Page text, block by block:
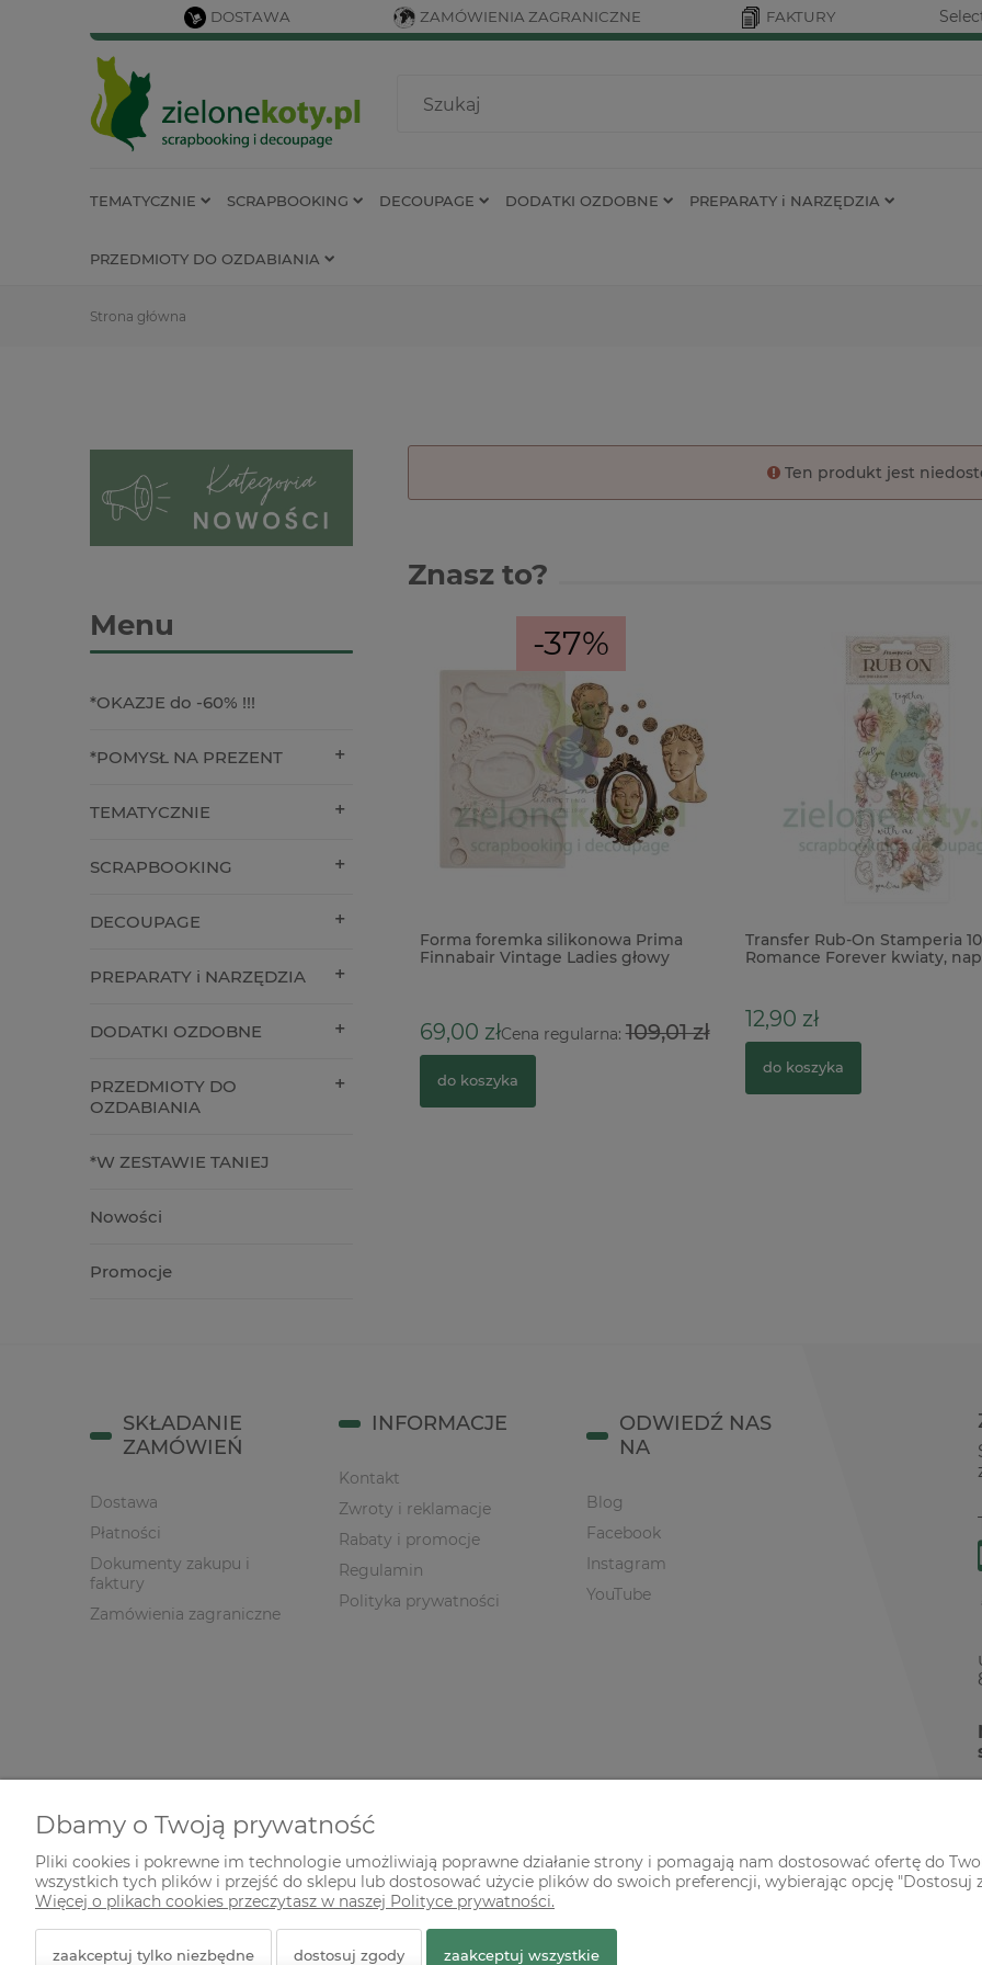
DOSTAWA ZAMÓWIENIA ZAGRANICZNE FAKTURY
TEMATYCZNIE SCRAPBOOKING DECOUPAGE DODATKI OZDOBNE PREPARATY i NARZĘDZIA
PRZEDMIOTY DO OZDABIANIA
Strona główna
Menu
*OKAZJE do -60% !!!
*POMYSŁ NA PREZENT
TEMATYCZNIE
SCRAPBOOKING
DECOUPAGE
PREPARATY i NARZĘDZIA
DODATKI OZDOBNE
PRZEDMIOTY DO
OZDABIANIA
*W ZESTAWIE TANIEJ
Nowości
Promocje
Ten produkt jest
Znasz to?
-37%
Forma foremka silikonowa Prima
Finnabair Vintage Ladies głowy
69,00 złCena regularna:109,01 zł
do koszyka
Transfer Rub-On Stamperia
Romance Forever kwiaty,
12,90 zł
do koszyka
SKŁADANIE
ZAMÓWIEŃ
Dostawa
Płatności
Dokumenty zakupu i
faktury
Zamówienia zagraniczne
INFORMACJE
Kontakt
Zwroty i reklamacje
Rabaty i promocje
Regulamin
Polityka prywatności
ODWIEDŹ NAS
NA
Blog
Facebook
Instagram
YouTube
© 2026 zielonekoty.pl. Wszelkie prawa zastrzeżone.
Dbamy o Twoją prywatność
Pliki cookies i pokrewne im technologie umożliwiają poprawne działanie strony i pomagają nam dostosować ofertę do
wszystkich tych plików i przejść do sklepu lub dostosować użycie plików do swoich preferencji, wybierając opcję "Dostosuj
Więcej o plikach cookies przeczytasz w naszej Polityce prywatności.
zaakceptuj tylko niezbędne dostosuj zgody zaakceptuj wszystkie